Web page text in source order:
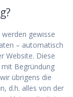
gewisse
– automatisch
Website. Diese
Begründung
übrigens die
d.h. alles von der